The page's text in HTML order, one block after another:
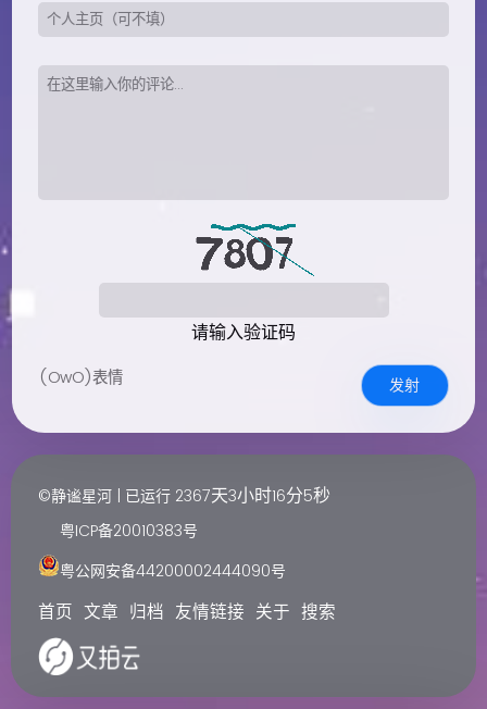
请输入验证码
(OwO)表情 发射
©静谧星河 | 已运行 2367天3小时16分6秒
粤ICP备20010383号
粤公网安备44200002444090号
首页 文章 归档 友情链接 关于 搜索